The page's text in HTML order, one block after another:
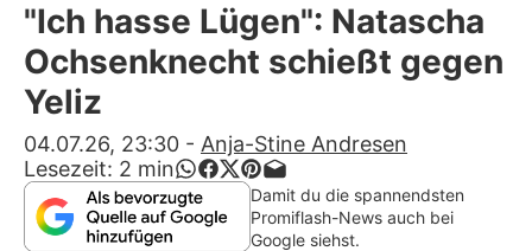
Stars
Filme & Serien
Lifestyle
Familie & Liebe
Promiflash Exklusiv
"Ich hasse Lügen": Natascha
Ochsenknecht schießt gegen
Yeliz
04.07.26, 23:30 - Anja-Stine Andresen
Lesezeit: 2 min
Damit du die spannendsten
Promiflash-News auch bei
Google siehst.